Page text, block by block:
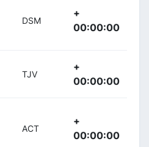
DSM
+
00:00:00
TJV
+
00:00:00
ACT
+
00:00:00